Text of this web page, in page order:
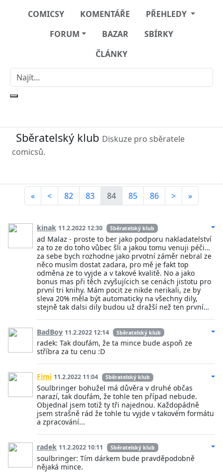
COMICSY KOMENTÁŘE
PŘEHLEDY
FORUM
BAZAR
SBÍRKY
ČLÁNKY
Sběratelský klub Diskuze pro sběratele
comicsů.
« < 82 83 84 85 86 > »
kinak 11.2.2022 12:30 Sběratelský klub
ad Malaz - proste to ber jako podporu nakladatelství
za to ze do toho vůbec šli a jakou tomu venuji péči…
za sebe bych rozhodne jako prvotní záměr nebral ze
něco musím dostat zadara, pro mě je fakt top
odměna ze to vyjde a v takové kvalitě. No a jako
bonus mas při těch zvyšujícich se cenách jistotu pro
první tri knihy. Mám pocit ze nikde nerikali, ze by
sleva 20% měla být automaticky na všechny dily,
stejně tak dalsi dily budou už dražší než ten první…
BadBoy 11.2.2022 12:14 Sběratelský klub
radek: Tak doufám, že ta mince bude aspoň ze
stříbra za tu cenu :D
Fimi 11.2.2022 11:04 Sběratelský klub
Soulbringer bohužel má důvěra v druhé občas
narazí, tak doufám, že tohle ten případ nebude.
Objednal jsem totiž ty tři najednou. Každopádně
jsem strašně rád že tohle tu vyjde v takovém formátu
a zpracování...
radek 11.2.2022 10:11 Sběratelský klub
soulbringer: Tím dárkem bude pravděpodobně
nějaká mince.